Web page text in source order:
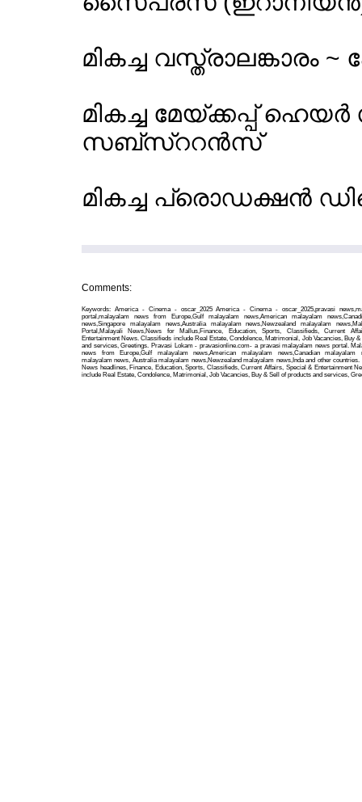
മികച്ച വസ്ത്രാലങ്കാരം
മികച്ച മേയ്ക്കപ്പ്
സബ്സ്ററന്‍സ്
മികച്ച പ്രൊഡക്ഷന്‍
Comments:
Keywords: America - Cinema - oscar_2025 America - Cinema - oscar_2025,pravasi
portal,malayalam news from Europe,Gulf malayalam news,American malayalam
news,Singapore malayalam news,Australia malayalam news,Newzealand malayalam
Portal,Malayali News,News for Mallus,Finance, Education, Sports, Classifieds, Current
Entertainment News. Classifieds include Real Estate, Condolence, Matrimonial, Job Vacancies, Buy
and services, Greetings. Pravasi Lokam - pravasionline.com- a pravasi malayalam news portal.
news from Europe,Gulf malayalam news,American malayalam news,Canadian malayalam
malayalam news, Australia malayalam news,Newzealand malayalam news,Inda and other
News headlines, Finance, Education, Sports, Classifieds, Current Affairs, Special & Entertainment
include Real Estate, Condolence, Matrimonial, Job Vacancies, Buy & Sell of products and services,